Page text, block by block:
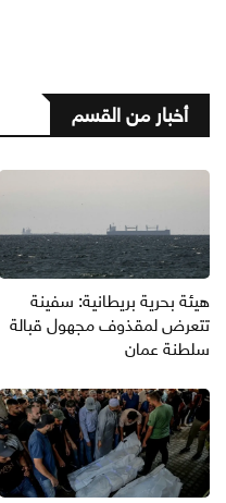
أخبار من القسم
هيئة بحرية بريطانية: سفينة
تتعرض لمقذوف مجهول قبالة
سلطنة عمان